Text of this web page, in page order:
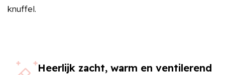
knuffel.
Heerlijk zacht, warm en ventilerend